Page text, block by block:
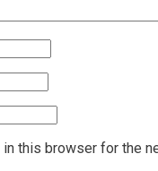
this browser for the